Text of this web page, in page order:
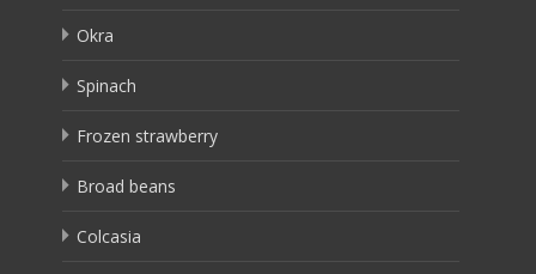
Okra
Spinach
Frozen strawberry
Broad beans
Colcasia